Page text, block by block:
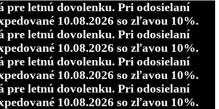
pre letnú dovolenku. Pri odosielaní
10.08.2026 so zľavou 10%.
pre letnú dovolenku. Pri odosielaní
10.08.2026 so zľavou 10%.
pre letnú dovolenku. Pri odosielaní
10.08.2026 so zľavou 10%.
pre letnú dovolenku. Pri odosielaní
10.08.2026 so zľavou 10%.